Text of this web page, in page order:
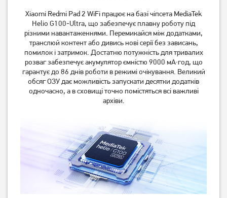
8 999грн
Xiaomi Redmi Pad 2 WiFi працює на базі чіпсета MediaTek
Helio G100-Ultra, що забезпечує плавну роботу під
різними навантаженнями. Перемикайся між додатками,
транслюй контент або дивись нові серії без зависань,
помилок і затримок. Достатню потужність для тривалих
розваг забезпечує акумулятор ємністю 9000 мА·год, що
гарантує до 86 днів роботи в режимі очікування. Великий
обсяг ОЗУ дає можливість запускати десятки додатків
одночасно, а в сховищі точно помістяться всі важливі
архіви.